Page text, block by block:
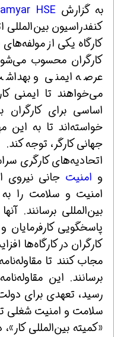
به گزارش HSE
کنفدراسیون بین‌المللی
کارگاه یکی از
کارگران محسوب
عرصه ایمنی و بهداشت
می‌خواهند تا ایمنی
اساسی برای کارگران
جهانی کارگر، توجه کند.
اتحادیه‌های کارگری
و امنیت
امنیت و سلامت را
بین‌المللی برسانند.
پاسخگویی
کارگران در کارگاه‌ها
مجاب کنند تا
رسید، تعهدی برای
سلامت و امنیت شغلی
«کمیته بین‌المللی